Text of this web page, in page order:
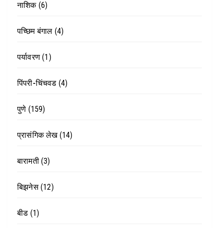
नाशिक(6)
पच्छिम बंगाल (4)
पर्यावरण (1)
पिंपरी-चिंचवड (4)
पुणे (159)
प्रासंगिक लेख(14)
बारामती(3)
बिझनेस(12)
बीड (1)